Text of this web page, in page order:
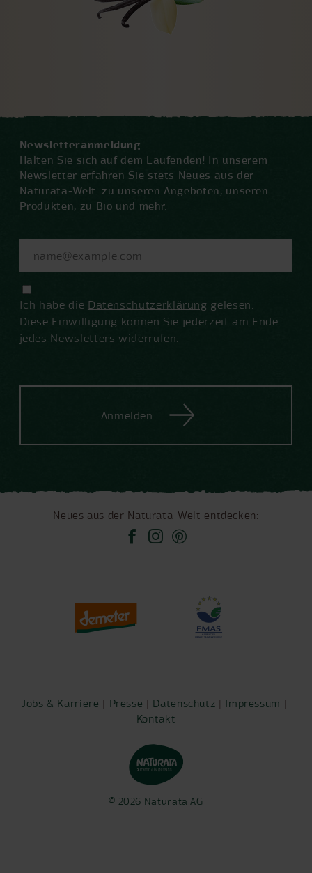
Newsletteranmeldung
Halten Sie sich auf dem Laufenden! In unserem
Newsletter erfahren Sie stets Neues aus der
Naturata-Welt: zu unseren Angeboten, unseren
Produkten, zu Bio und mehr.
Ich habe die Datenschutzerklärung gelesen.
Diese Einwilligung können Sie jederzeit am Ende
jedes Newsletters widerrufen.
Anmelden
Neues aus der Naturata-Welt entdecken:
Jobs & Karriere | Presse | Datenschutz | Impressum | ​​​​​​
Kontakt
© 2026 Naturata AG